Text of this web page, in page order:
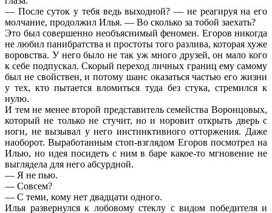
— После суток у тебя ведь выходной? — не реагируя на его
молчание, продолжил Илья. — Во сколько за тобой заехать?
Это был совершенно необъяснимый феномен. Егоров никогда
не любил панибратства и простоты того разлива, которая хуже
воровства. У него было не так уж много друзей, он мало кого
к себе подпускал. Скорый переход личных границ ему самому
был не свойствен, и потому шанс оказаться частью его жизни
у тех, кто пытается вломиться туда без стука, стремился к
нулю.
И тем не менее второй представитель семейства Воронцовых,
который не только не стучит, но и норовит открыть дверь с
ноги, не вызывал у него инстинктивного отторжения. Даже
наоборот. Выработанным стоп-взглядом Егоров посмотрел на
Илью, но идея посидеть с ним в баре какое-то мгновение не
выглядела для него абсурдной.
— Я не пью.
— Совсем?
— С теми, кому нет двадцати одного.
Илья развернулся к лобовому стеклу с видом победителя и